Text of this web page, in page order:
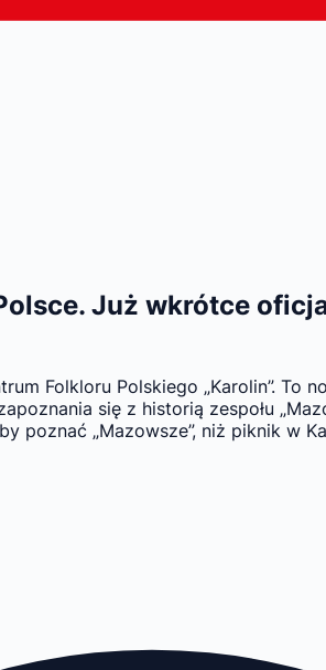
Już wkrótce
Folkloru Polskiego „Karolin”. To
się z historią zespołu
poznać „Mazowsze”, niż piknik w